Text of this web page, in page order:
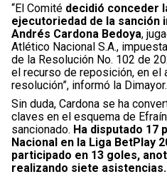
“El Comité decidió conceder
ejecutoriedad de la sanción
Andrés Cardona Bedoya,
Atlético Nacional S.A.,
de la Resolución No. 102 de
el recurso de reposición, en el
resolución”, informó la Dimayor.
Sin duda, Cardona se ha
claves en el esquema de
sancionado. Ha disputado 17
Nacional en la Liga BetPlay
participado en 13 goles,
realizando siete asistencias.